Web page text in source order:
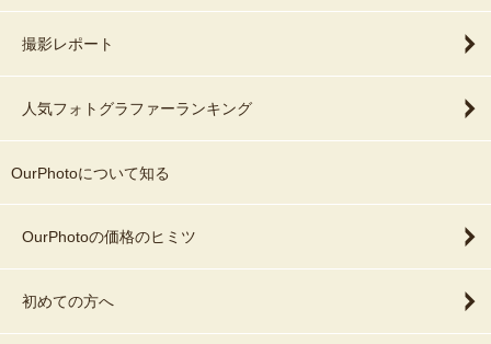
撮影レポート
人気フォトグラファーランキング
OurPhotoについて知る
OurPhotoの価格のヒミツ
初めての方へ